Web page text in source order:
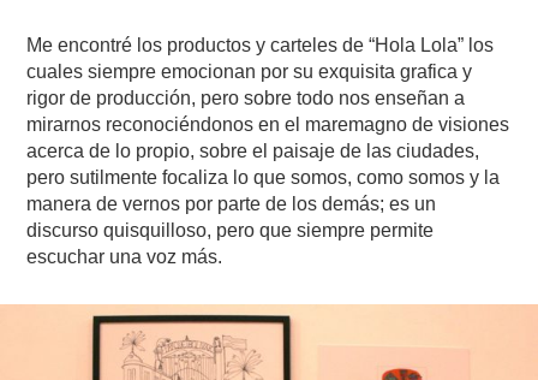
Me encontré los productos y carteles de “Hola Lola” los
cuales siempre emocionan por su exquisita grafica y
rigor de producción, pero sobre todo nos enseñan a
mirarnos reconociéndonos en el maremagno de visiones
acerca de lo propio, sobre el paisaje de las ciudades,
pero sutilmente focaliza lo que somos, como somos y la
manera de vernos por parte de los demás; es un
discurso quisquilloso, pero que siempre permite
escuchar una voz más.